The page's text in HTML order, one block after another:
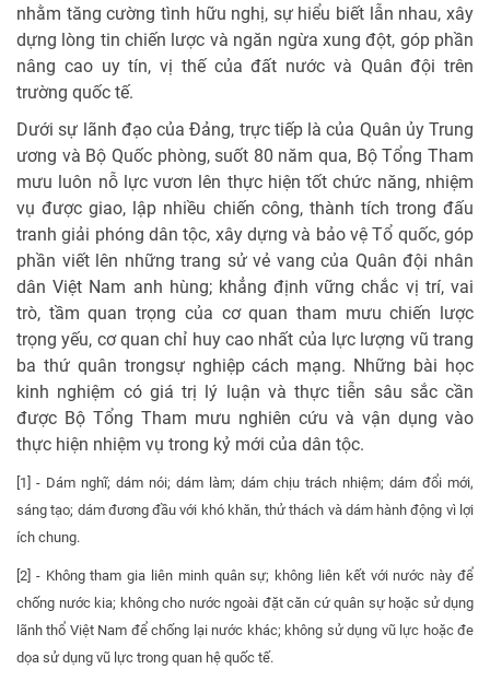
nhằm tăng cường tình hữu nghị, sự hiểu biết lẫn nhau, xây
dựng lòng tin chiến lược và ngăn ngừa xung đột, góp phần
nâng cao uy tín, vị thế của đất nước và Quân đội trên
trường quốc tế.
Dưới sự lãnh đạo của Đảng, trực tiếp là của Quân ủy Trung
ương và Bộ Quốc phòng, suốt 80 năm qua, Bộ Tổng Tham
mưu luôn nỗ lực vươn lên thực hiện tốt chức năng, nhiệm
vụ được giao, lập nhiều chiến công, thành tích trong đấu
tranh giải phóng dân tộc, xây dựng và bảo vệ Tổ quốc, góp
phần viết lên những trang sử vẻ vang của Quân đội nhân
dân Việt Nam anh hùng; khẳng định vững chắc vị trí, vai
trò, tầm quan trọng của cơ quan tham mưu chiến lược
trọng yếu, cơ quan chỉ huy cao nhất của lực lượng vũ trang
ba thứ quân trongsự nghiệp cách mạng. Những bài học
kinh nghiệm có giá trị lý luận và thực tiễn sâu sắc cần
được Bộ Tổng Tham mưu nghiên cứu và vận dụng vào
thực hiện nhiệm vụ trong kỷ mới của dân tộc.
[1] - Dám nghĩ; dám nói; dám làm; dám chịu trách nhiệm; dám đổi mới,
sáng tạo; dám đương đầu với khó khăn, thử thách và dám hành động vì lợi
ích chung.
[2] - Không tham gia liên minh quân sự; không liên kết với nước này để
chống nước kia; không cho nước ngoài đặt căn cứ quân sự hoặc sử dụng
lãnh thổ Việt Nam để chống lại nước khác; không sử dụng vũ lực hoặc đe
dọa sử dụng vũ lực trong quan hệ quốc tế.